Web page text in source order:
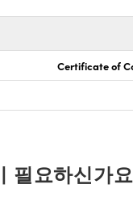
Certificate of
필요하신가